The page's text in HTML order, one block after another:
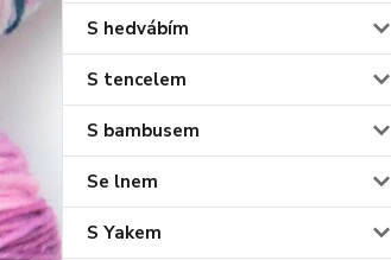
S hedvábím
S tencelem
S bambusem
Se lnem
S Yakem